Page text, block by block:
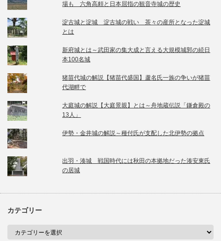
場も 六角高頼と日本屈指の観音寺城の歴史
淀古城と淀城 淀古城の戦い 茶々の産所となった淀城
とは
新府城とは～武田家の集大成と言える大規模城郭の続日
本100名城
猪苗代城の解説【猪苗代盛国】蘆名氏一族の争いが猪苗
代湖畔で
大庭城の解説【大庭景親】とは～舟地蔵伝説「鎌倉殿の
13人」
伊勢・金井城の解説～種付氏が支配した北伊勢の拠点
出羽・湊城 戦国時代には秋田の本拠地だった湊安東氏
の居城
カテゴリー